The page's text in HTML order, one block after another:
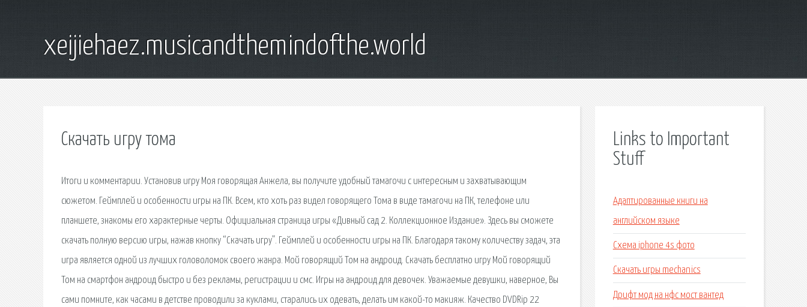
xeijiehaez.musicandthemindofthe.world
Скачать игру тома
Итоги и комментарии. Установив игру Моя говорящая Анжела, вы получите удобный тамагочи с интересным и захватывающим
сюжетом. Геймплей и особенности игры на ПК. Всем, кто хоть раз видел говорящего Тома в виде тамагочи на ПК, телефоне или
планшете, знакомы его характерные черты. Официальная страница игры «Дивный сад 2. Коллекционное Издание». Здесь вы сможете
скачать полную версию игры, нажав кнопку “Скачать игру”. Геймплей и особенности игры на ПК. Благодаря такому количеству задач, эта
игра является одной из лучших головоломок своего жанра. Мой говорящий Том на андроид. Скачать бесплатно игру Мой говорящий
Том на смартфон андроид быстро и без рекламы, регистрации и смс. Игры на андроид для девочек. Уважаемые девушки, наверное, Вы
сами помните, как часами в детстве проводили за куклами, старались их одевать, делать им какой-то макияж. Качество DVDRip 22
Links to Important
Stuff
Адаптированные книги на
английском языке
Схема iphone 4s фото
Скачать игры mechanics
Дрифт мод на нфс мост вантед